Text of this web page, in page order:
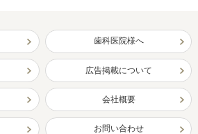
歯科医院様へ
広告掲載について
会社概要
お問い合わせ